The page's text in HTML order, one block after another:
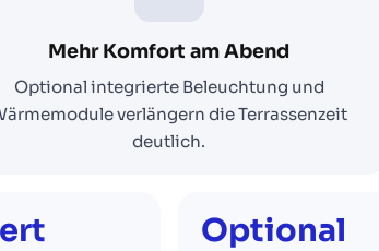
Mehr Komfort am Abend
Optional integrierte Beleuchtung und
verlängern die Terrassenzeit
deutlich.
Optional